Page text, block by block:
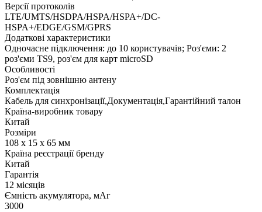
Версії протоколів
LTE/UMTS/HSDPA/HSPA/HSPA+/DC-
HSPA+/EDGE/GSM/GPRS
Додаткові характеристики
Одночасне підключення: до 10 користувачів; Роз'єми: 2
роз'єми TS9, роз'єм для карт microSD
Особливості
Роз'єм під зовнішню антену
Комплектація
Кабель для синхронізації,Документація,Гарантійний талон
Країна-виробник товару
Китай
Розміри
108 x 15 x 65 мм
Країна реєстрації бренду
Китай
Гарантія
12 місяців
Ємність акумулятора, мАг
3000